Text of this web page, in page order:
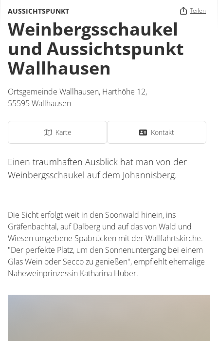
AUSSICHTSPUNKT Teilen
Weinbergsschaukel
und Aussichtspunkt
Wallhausen
Ortsgemeinde Wallhausen, Harthöhe 12,
55595 Wallhausen
Karte Kontakt
Einen traumhaften Ausblick hat man von der
Weinbergsschaukel auf dem Johannisberg.
Die Sicht erfolgt weit in den Soonwald hinein, ins
Gräfenbachtal, auf Dalberg und auf das von Wald und
Wiesen umgebene Spabrücken mit der Wallfahrtskirche.
"Der perfekte Platz, um den Sonnenuntergang bei einem
Glas Wein oder Secco zu genießen", empfiehlt ehemalige
Naheweinprinzessin Katharina Huber.